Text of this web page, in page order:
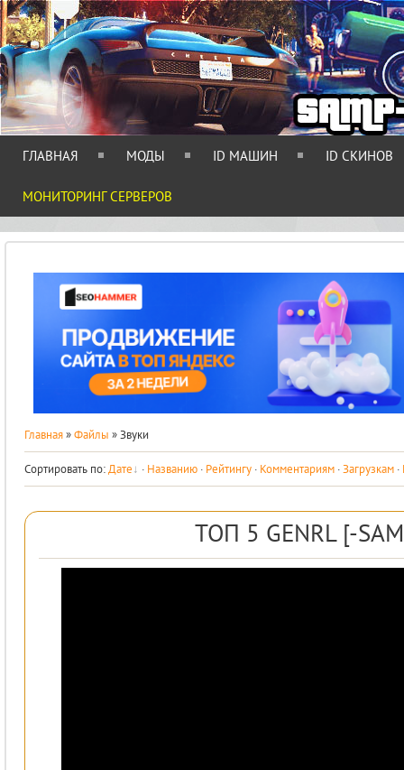
ГЛАВНАЯ МОДЫ ID МАШИН ID СКИНОВ
МОНИТОРИНГ СЕРВЕРОВ
Главная»Файлы » Звуки
Сортировать по:Дате · Названию · Рейтингу · Комментариям ·Загрузкам ·
ТОП 5 GENRL [-